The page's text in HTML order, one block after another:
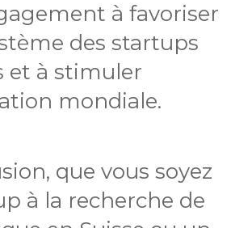
à favoriser
des startups
et à stimuler
mondiale.
que vous soyez
à la recherche de